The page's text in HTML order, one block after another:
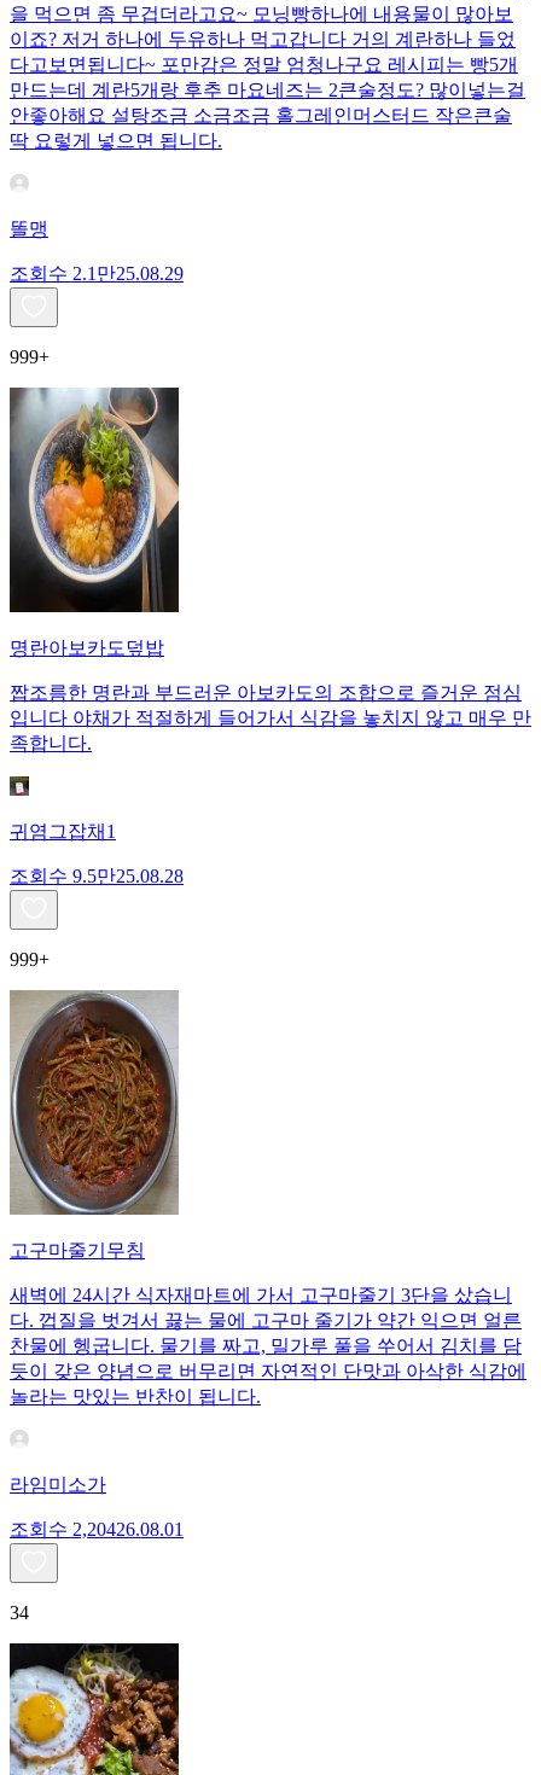
을 먹으면 좀 무겁더라고요~ 모닝빵하나에 내용물이 많아보
이죠? 저거 하나에 두유하나 먹고갑니다 거의 계란하나 들었
다고보면됩니다~ 포만감은 정말 엄청나구요 레시피는 빵5개
만드는데 계란5개랑 후추 마요네즈는 2큰술정도? 많이넣는걸
안좋아해요 설탕조금 소금조금 홀그레인머스터드 작은큰술
딱 요렇게 넣으면 됩니다.
똘맹
조회수 2.1만25.08.29
999+
명란아보카도덮밥
짭조름한 명란과 부드러운 아보카도의 조합으로 즐거운 점심
입니다 야채가 적절하게 들어가서 식감을 놓치지 않고 매우 만
족합니다.
귀염그잡채1
조회수 9.5만25.08.28
999+
고구마줄기무침
새벽에 24시간 식자재마트에 가서 고구마줄기 3단을 샀습니
다. 껍질을 벗겨서 끓는 물에 고구마 줄기가 약간 익으면 얼른
찬물에 헹굽니다. 물기를 짜고, 밀가루 풀을 쑤어서 김치를 담
듯이 갖은 양념으로 버무리면 자연적인 단맛과 아삭한 식감에
놀라는 맛있는 반찬이 됩니다.
라임미소가
조회수 2,20426.08.01
34